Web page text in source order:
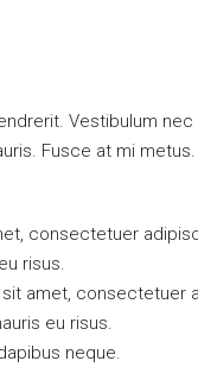
Vestibulum
Fusce at mi
consectetuer
risus.
amet, consectetuer
eu risus.
neque.